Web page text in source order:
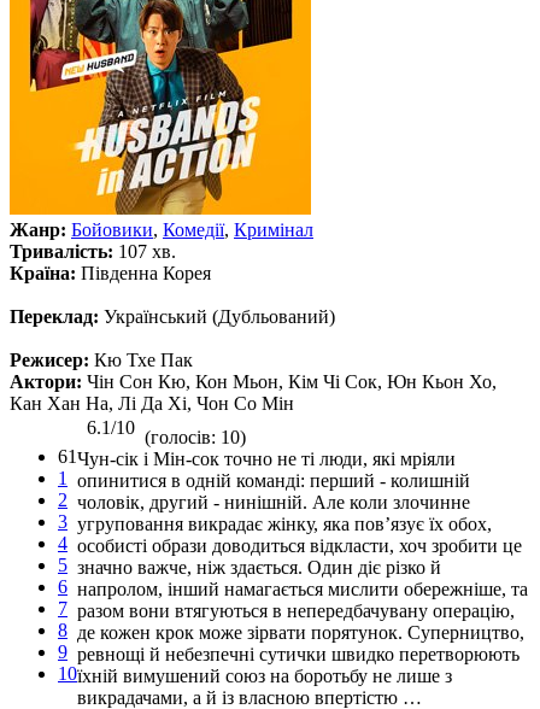
Жанр: Бойовики, Комедії, Кримінал
Тривалість: 107 хв.
Країна: Південна Корея
Переклад: Український (Дубльований)
Режисер: Кю Тхе Пак
Актори: Чін Сон Кю, Кон Мьон, Кім Чі Сок, Юн Кьон Хо,
Кан Хан На, Лі Да Хі, Чон Со Мін
61
1
2
3
4
5
6
7
8
9
10
6.1/10 (голосів: 10)
Чун-сік і Мін-сок точно не ті люди, які мріяли
опинитися в одній команді: перший - колишній
чоловік, другий - нинішній. Але коли злочинне
угруповання викрадає жінку, яка пов’язує їх обох,
особисті образи доводиться відкласти, хоч зробити це
значно важче, ніж здається. Один діє різко й
напролом, інший намагається мислити обережніше, та
разом вони втягуються в непередбачувану операцію,
де кожен крок може зірвати порятунок. Суперництво,
ревнощі й небезпечні сутички швидко перетворюють
їхній вимушений союз на боротьбу не лише з
викрадачами, а й із власною впертістю …